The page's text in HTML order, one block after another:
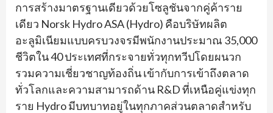
การสร้างมาตรฐานเดียวด้วยโซลูชันจากคู่ค้าราย
เดียว Norsk Hydro ASA (Hydro) คือบริษัทผลิต
อะลูมิเนียมแบบครบวงจรมีพนักงานประมาณ 35,000
ชีวิตใน 40 ประเทศที่กระจายทั่วทุกทวีปโดยผนวก
รวมความเชี่ยวชาญท้องถิ่น เข้ากับการเข้าถึงตลาด
ทั่วโลกและความสามารถด้าน R&D ที่เหนือคู่แข่งทุก
ราย Hydro มีบทบาทอยู่ในทุกภาคส่วนตลาดสำหรับ